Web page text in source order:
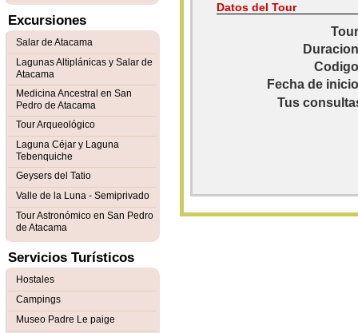
Datos del Tour
Fecha de
Tus
Excursiones
Salar de Atacama
Lagunas Altiplánicas y Salar de
Atacama
Medicina Ancestral en San
Pedro de Atacama
Tour Arqueológico
Laguna Céjar y Laguna
Tebenquiche
Geysers del Tatio
Valle de la Luna - Semiprivado
Tour Astronómico en San Pedro
de Atacama
Servicios Turísticos
Hostales
Campings
Museo Padre Le paige